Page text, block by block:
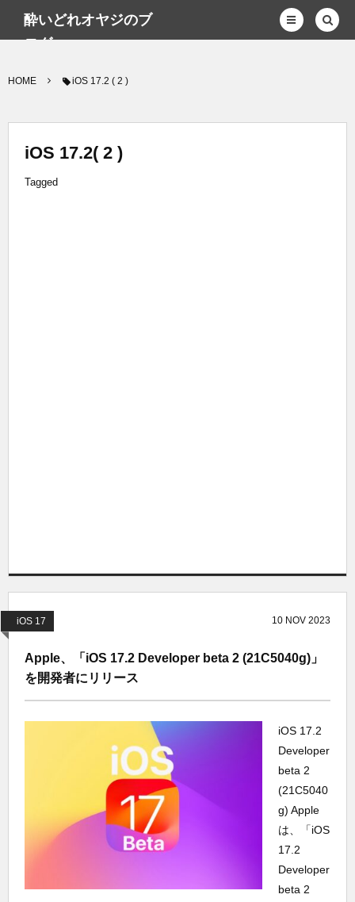
酔いどれオヤジのブ
ログwp
HOME iOS 17.2 ( 2 )
iOS 17.2( 2 )
Tagged
iOS 17 10 NOV 2023
Apple、「iOS 17.2 Developer beta 2 (21C5040g)」
を開発者にリリース
iOS 17.2
Developer
beta 2
(21C5040
g) Apple
は、「iOS
17.2
Developer
beta 2